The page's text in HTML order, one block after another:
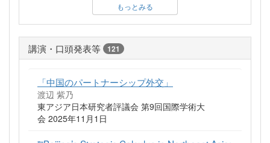
もっとみる
講演・口頭発表等 121
「中国のパートナーシップ外交」
渡辺 紫乃
東アジア日本研究者評議会 第9回国際学術大
会 2025年11月1日